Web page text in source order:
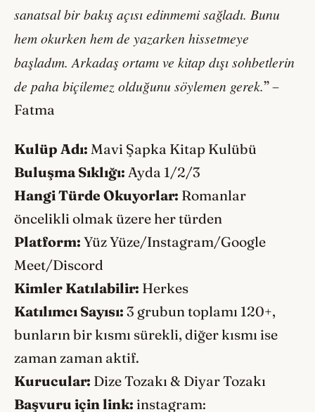
sanatsal bir bakış açısı edinmemi sağladı. Bunu
hem okurken hem de yazarken hissetmeye
başladım. Arkadaş ortamı ve kitap dışı sohbetlerin
de paha biçilemez olduğunu söylemen gerek.” –
Fatma
Kulüp Adı: Mavi Şapka Kitap Kulübü
Buluşma Sıklığı: Ayda 1/2/3
Hangi Türde Okuyorlar: Romanlar
öncelikli olmak üzere her türden
Platform: Yüz Yüze/Instagram/Google
Meet/Discord
Kimler Katılabilir: Herkes
Katılımcı Sayısı: 3 grubun toplamı 120+,
bunların bir kısmı sürekli, diğer kısmı ise
zaman zaman aktif.
Kurucular: Dize Tozakı & Diyar Tozakı
Başvuru için link: instagram: